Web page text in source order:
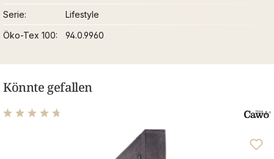
Serie
Lifestyle
Öko-Tex 100
94.0.9960
Könnte gefallen
Durchschnittliche Bewertung von 4.76 von 5 Sternen